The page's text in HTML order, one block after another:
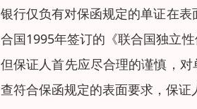
银行仅负有对保函规定的单证在
合国1995年签订的《联合国独立
但保证人首先应尽合理的谨慎，
查符合保函规定的表面要求，保证